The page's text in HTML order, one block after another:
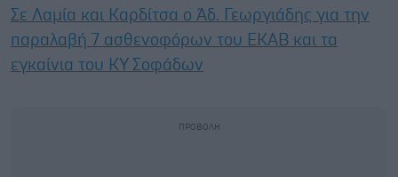
Σε Λαμία και Καρδίτσα ο Άδ. Γεωργιάδης για την
παραλαβή 7 ασθενοφόρων του ΕΚΑΒ και τα
εγκαίνια του ΚΥ Σοφάδων